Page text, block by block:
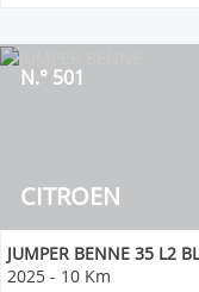
CITROEN
N.° 501
JUMPER BENNE 35 L2
2025 - 10 Km